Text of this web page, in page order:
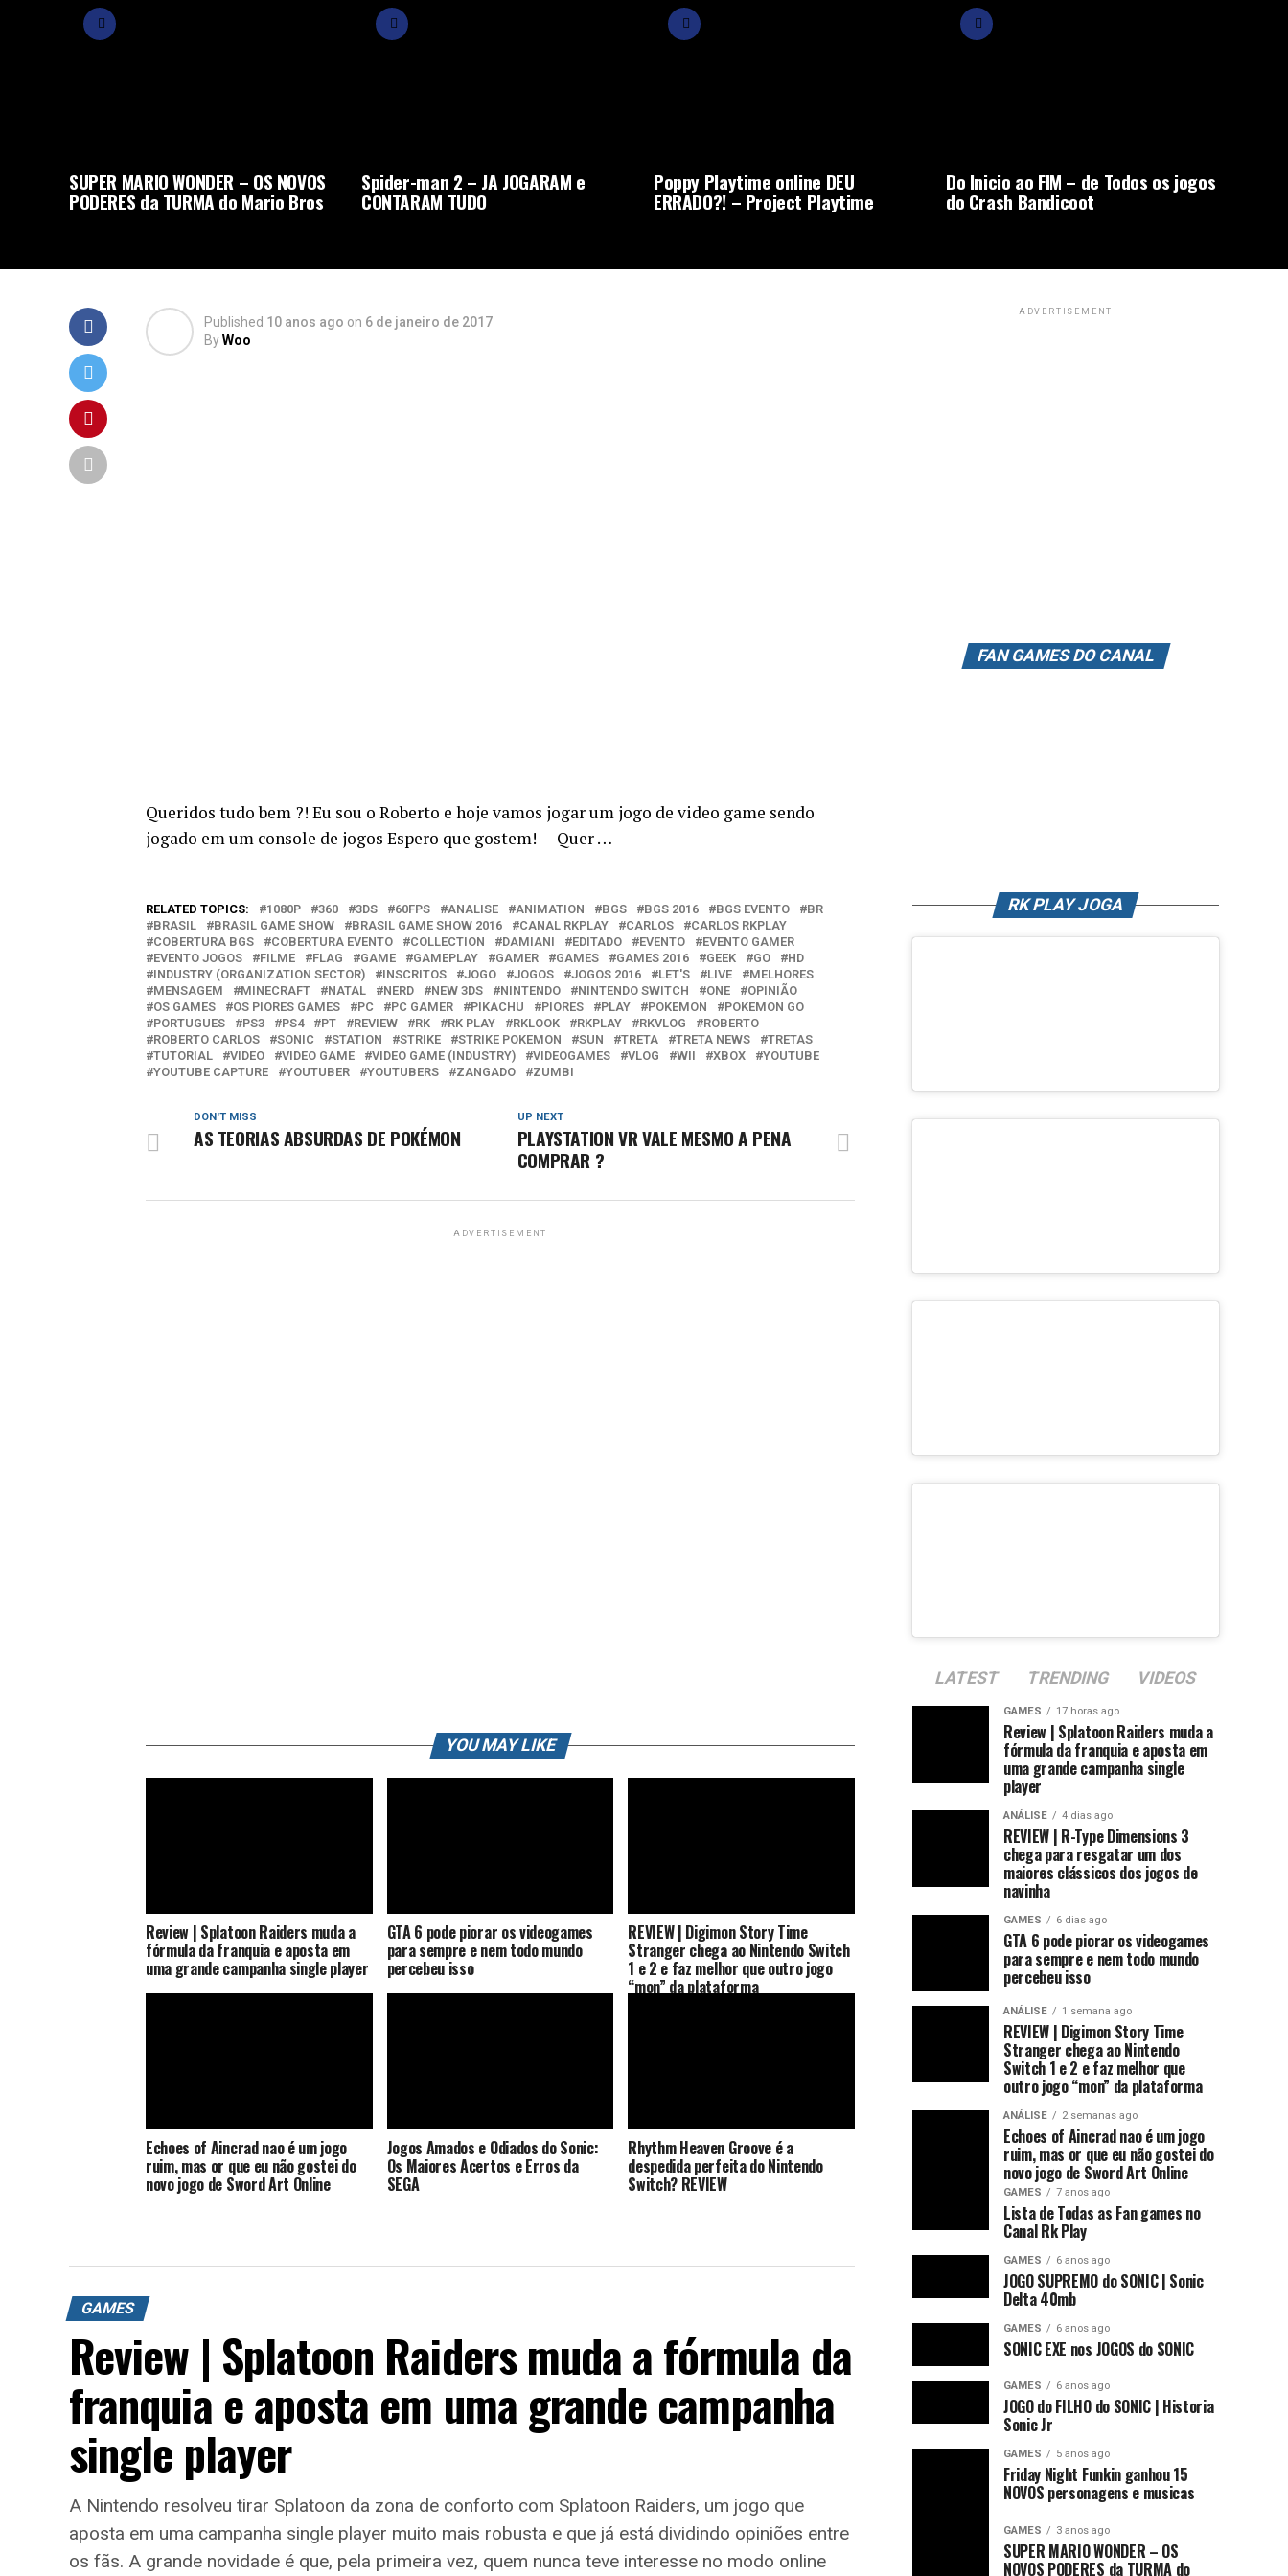
SUPER MARIO WONDER – OS NOVOS
PODERES da TURMA do Mario Bros
Spider-man 2 – JA JOGARAM e
CONTARAM TUDO
Poppy Playtime online DEU
ERRADO?! – Project Playtime
Do Inicio ao FIM – de Todos os jogos
do Crash Bandicoot
Published 10 anos ago on 6 de janeiro de 2017
ByWoo
Queridos tudo bem ?! Eu sou o Roberto e hoje vamos jogar um jogo de video game sendo
jogado em um console de jogos Espero que gostem! — Quer …
RELATED TOPICS: 1080P 360 3DS 60FPS ANALISE ANIMATION BGS BGS 2016 BGS EVENTO
BR
BRASIL
BRASIL GAME SHOW BRASIL GAME SHOW 2016 CANAL RKPLAY CARLOS
CARLOS RKPLAY
COBERTURA BGS
COBERTURA EVENTO COLLECTION DAMIANI EDITADO EVENTO
EVENTO GAMER
EVENTO JOGOS
FILME FLAG GAME GAMEPLAY GAMER GAMES GAMES 2016 GEEK GO
HD
INDUSTRY (ORGANIZATION SECTOR)
INSCRITOS JOGO JOGOS JOGOS 2016 LET'S LIVE
MELHORES
MENSAGEM
MINECRAFT NATAL NERD NEW 3DS NINTENDO NINTENDO SWITCH ONE
OPINIÃO
OS GAMES
OS PIORES GAMES PC PC GAMER PIKACHU PIORES PLAY POKEMON
POKEMON GO
PORTUGUES
PS3 PS4 PT REVIEW RK RK PLAY RKLOOK RKPLAY RKVLOG
ROBERTO
ROBERTO CARLOS
SONIC STATION STRIKE STRIKE POKEMON SUN TRETA TRETA NEWS
TRETAS
TUTORIAL
VIDEO VIDEO GAME VIDEO GAME (INDUSTRY) VIDEOGAMES VLOG WII XBOX
YOUTUBE
YOUTUBE CAPTURE
YOUTUBER YOUTUBERS ZANGADO ZUMBI
UP NEXT
PLAYSTATION VR VALE MESMO A PENA
COMPRAR ?
DON'T MISS
AS TEORIAS ABSURDAS DE POKÉMON
ADVERTISEMENT
YOU MAY LIKE
Review | Splatoon Raiders muda a
fórmula da franquia e aposta em
uma grande campanha single player
GTA 6 pode piorar os videogames
para sempre e nem todo mundo
percebeu isso
REVIEW | Digimon Story Time
Stranger chega ao Nintendo Switch
1 e 2 e faz melhor que outro jogo
“mon” da plataforma
Echoes of Aincrad nao é um jogo
ruim, mas or que eu não gostei do
novo jogo de Sword Art Online
Jogos Amados e Odiados do Sonic:
Os Maiores Acertos e Erros da
SEGA
Rhythm Heaven Groove é a
despedida perfeita do Nintendo
Switch? REVIEW
GAMES
Review | Splatoon Raiders muda a fórmula da
franquia e aposta em uma grande campanha
single player
A Nintendo resolveu tirar Splatoon da zona de conforto com Splatoon Raiders, um jogo que
aposta em uma campanha single player muito mais robusta e que já está dividindo opiniões entre
os fãs. A grande novidade é que, pela primeira vez, quem nunca teve interesse no modo online
ADVERTISEMENT
FAN GAMES DO CANAL
RK PLAY JOGA
LATEST TRENDING VIDEOS
GAMES 17 horas ago
Review | Splatoon Raiders muda a
fórmula da franquia e aposta em
uma grande campanha single
player
ANÁLISE 4 dias ago
REVIEW | R-Type Dimensions 3
chega para resgatar um dos
maiores clássicos dos jogos de
navinha
GAMES 6 dias ago
GTA 6 pode piorar os videogames
para sempre e nem todo mundo
percebeu isso
ANÁLISE 1 semana ago
REVIEW | Digimon Story Time
Stranger chega ao Nintendo
Switch 1 e 2 e faz melhor que
outro jogo “mon” da plataforma
ANÁLISE 2 semanas ago
Echoes of Aincrad nao é um jogo
ruim, mas or que eu não gostei do
novo jogo de Sword Art Online
GAMES 7 anos ago
Lista de Todas as Fan games no
Canal Rk Play
GAMES 6 anos ago
JOGO SUPREMO do SONIC | Sonic
Delta 40mb
GAMES 6 anos ago
SONIC EXE nos JOGOS do SONIC
GAMES 6 anos ago
JOGO do FILHO do SONIC | Historia
Sonic Jr
GAMES 5 anos ago
Friday Night Funkin ganhou 15
NOVOS personagens e musicas
GAMES 3 anos ago
SUPER MARIO WONDER – OS
NOVOS PODERES da TURMA do